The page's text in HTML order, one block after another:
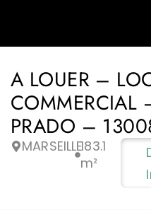
A LOUER –
COMMERCIAL
PRADO –
MARSEILLE183.1
m²